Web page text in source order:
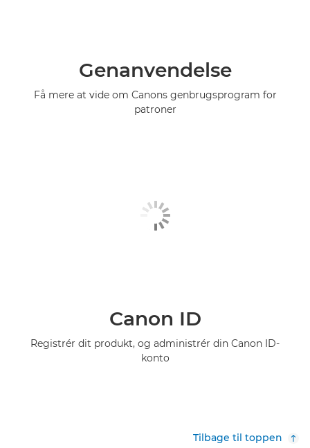
Genanvendelse
Få mere at vide om Canons genbrugsprogram for
patroner
Canon ID
Registrér dit produkt, og administrér din Canon ID-
konto
Tilbage til toppen